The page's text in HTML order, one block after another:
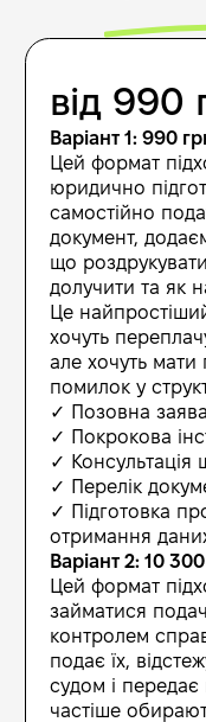
від 990
Варіант 1: 990
Цей формат
юридично
самостійно
документ,
що
долучити та як
Це
хочуть
але хочуть мати
помилок у
✓ Позовна
✓ Покрокова
✓ Консультація
✓ Перелік
✓ Підготовка
отримання
Варіант 2: 10
Цей формат
займатися
контролем
подає їх,
судом і передає
частіше